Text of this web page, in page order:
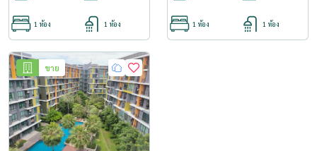
1 ห้อง 1 ห้อง 1 ห้อง 1 ห้อง
ขาย